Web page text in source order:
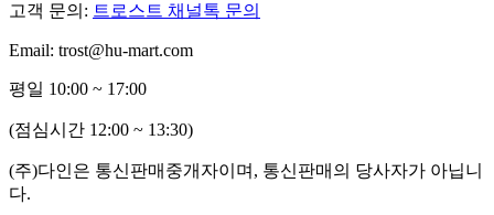
고객 문의: 트로스트 채널톡 문의
Email: trost@hu-mart.com
평일 10:00 ~ 17:00
(점심시간 12:00 ~ 13:30)
(주)다인은 통신판매중개자이며, 통신판매의 당사자가 아닙니
다.